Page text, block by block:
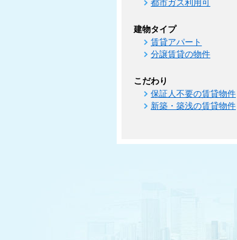
都市ガス利用可
建物タイプ
賃貸アパート
分譲賃貸の物件
こだわり
保証人不要の賃貸物件
新築・築浅の賃貸物件